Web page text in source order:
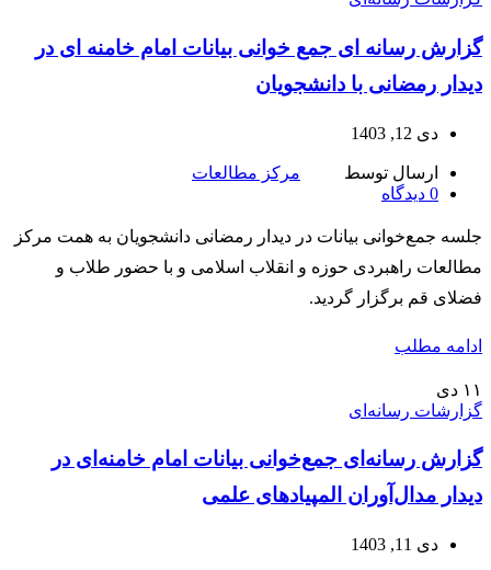
گزارش رسانه ای جمع خوانی بیانات امام خامنه ای در
دیدار رمضانی با دانشجویان
دی 12, 1403
ارسال توسط
مرکز مطالعات
0 دیدگاه
جلسه جمع‌خوانی بیانات در دیدار رمضانی دانشجویان به همت مرکز
مطالعات راهبردی حوزه و انقلاب اسلامی و با حضور طلاب و
فضلای قم برگزار گردید.
ادامه مطلب
۱۱ دی
گزارشات رسانه‌ای
گزارش رسانه‌ای جمع‌خوانی بیانات امام خامنه‌ای در
دیدار مدال‌آوران المپیادهای علمی
دی 11, 1403